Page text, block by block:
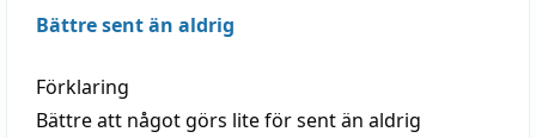
Bättre sent än aldrig
Förklaring
Bättre att något görs lite för sent än aldrig